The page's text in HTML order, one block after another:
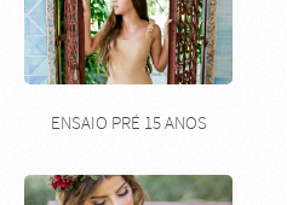
ENSAIO PRÉ 15 ANOS